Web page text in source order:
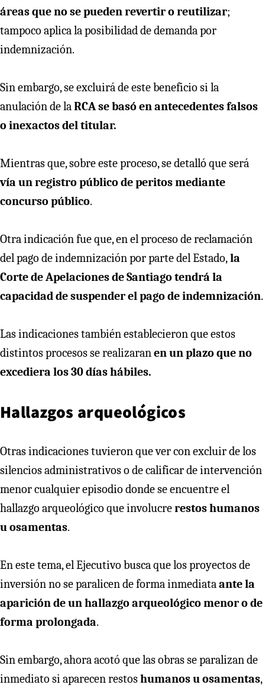
áreas que no se pueden revertir o reutilizar;
tampoco aplica la posibilidad de demanda por
indemnización.
Sin embargo, se excluirá de este beneficio si la
anulación de laRCA se basó en antecedentes falsos
o inexactos del titular.
Mientras que, sobre este proceso, se detalló que será
vía un registro público de peritos mediante
concurso público.
Otra indicación fue que, en el proceso de reclamación
del pago de indemnización por parte del Estado,la
Corte de Apelaciones de Santiago tendrá la
capacidad de suspender el pago de indemnización.
Las indicaciones también establecieron que estos
distintos procesos se realizaranen un plazo que no
excediera los 30 días hábiles.
Hallazgos arqueológicos
Otras indicaciones tuvieron que ver con excluir de los
silencios administrativos o de calificar de intervención
menor cualquier episodio donde se encuentre el
hallazgo arqueológico que involucrerestos humanos
u osamentas.
En este tema, el Ejecutivo busca que los proyectos de
inversión no se paralicen de forma inmediataante la
aparición de un hallazgo arqueológico menor o de
forma prolongada.
Sin embargo, ahora acotó que las obras se paralizan de
inmediato si aparecen restoshumanos u osamentas,